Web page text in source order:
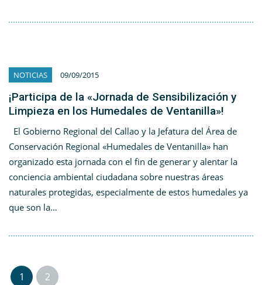
NOTICIAS 09/09/2015
¡Participa de la «Jornada de Sensibilización y
Limpieza en los Humedales de Ventanilla»!
El Gobierno Regional del Callao y la Jefatura del Área de
Conservación Regional «Humedales de Ventanilla» han
organizado esta jornada con el fin de generar y alentar la
conciencia ambiental ciudadana sobre nuestras áreas
naturales protegidas, especialmente de estos humedales ya
que son la…
1 2